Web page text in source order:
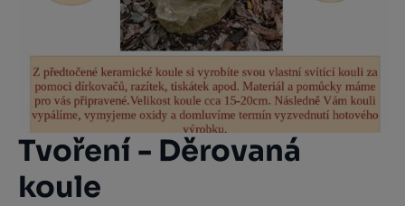
Tvoření - Děrovaná
koule